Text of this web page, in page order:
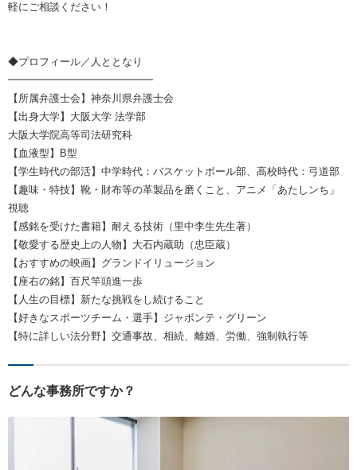
軽にご相談ください！
◆プロフィール／人ととなり
━━━━━━━━━━━━━━
【所属弁護士会】神奈川県弁護士会
【出身大学】大阪大学 法学部
大阪大学院高等司法研究科
【血液型】B型
【学生時代の部活】中学時代：バスケットボール部、高校時代：弓道部
【趣味・特技】靴・財布等の革製品を磨くこと、アニメ「あたしンち」
視聴
【感銘を受けた書籍】耐える技術（里中李生先生著）
【敬愛する歴史上の人物】大石内蔵助（忠臣蔵）
【おすすめの映画】グランドイリュージョン
【座右の銘】百尺竿頭進一歩
【人生の目標】新たな挑戦をし続けること
【好きなスポーツチーム・選手】ジャボンテ・グリーン
【特に詳しい法分野】交通事故、相続、離婚、労働、強制執行等
どんな事務所ですか？